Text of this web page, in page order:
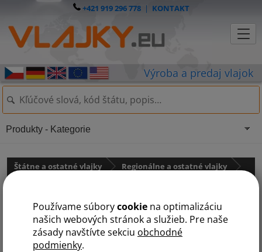
Používame súborycookie na optimalizáciu
našich webových stránok a služieb. Pre naše
zásady navštívte sekciu obchodné
podmienky.
+421 919 296 778| KONTAKT
Štátne a ostatné vlajky
Regionálne a ostatné vlajky
Anglická vlajka
Produkty - Kategorie